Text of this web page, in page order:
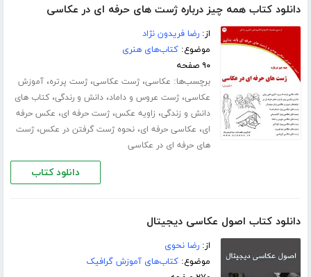
دانلود کتاب همه چیز درباره ژست های حرفه ای در عکاسی
از:رضا فریدون نژاد
موضوع:کتاب‌های هنری
۹۰ صفحه
برچسب‌ها: عکاسی،ژست عکاسی،ژست پرتره،آموزش
عکاسی،ژست عروس و داماد،دانش و رندگی،کتاب های
دانش و زندگی، زاویه عکس،ژست حرفه ای، عکس حرفه
ای، عکاسی حرفه ای،نحوه ژست گرفتن در عکس،ژست
های حرفه ای در عکاسی
دانلود کتاب
دانلود کتاب اصول عکاسی دیجیتال
از:رضا نحوی
موضوع:کتاب‌های آموزش گرافیک